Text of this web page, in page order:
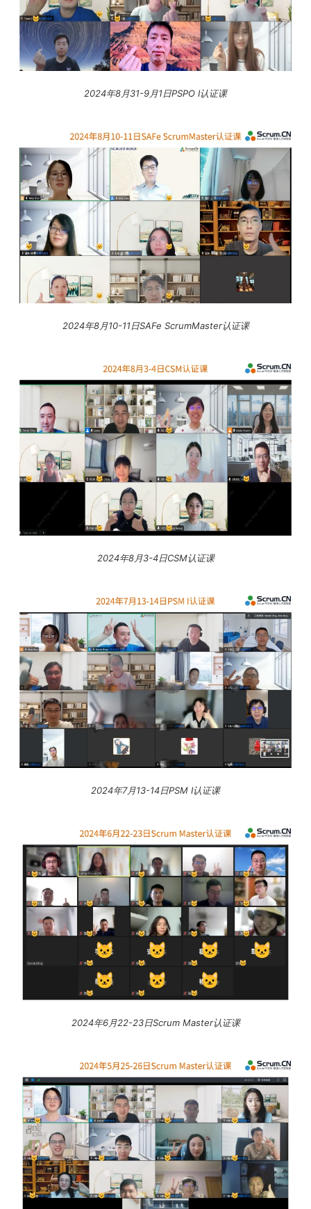
2024年8月31-9月1日PSPO I认证课
2024年8月10-11日SAFe ScrumMaster认证课
2024年8月3-4日CSM认证课
2024年7月13-14日PSM I认证课
2024年6月22-23日Scrum Master认证课